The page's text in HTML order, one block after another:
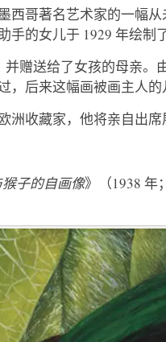
西哥著名艺术家的一幅从
手的女儿于 1929 年绘制
并赠送给了女孩的母亲
，后来这幅画被画主人的
洲收藏家，他将亲自出席
子的自画像》（1938 年